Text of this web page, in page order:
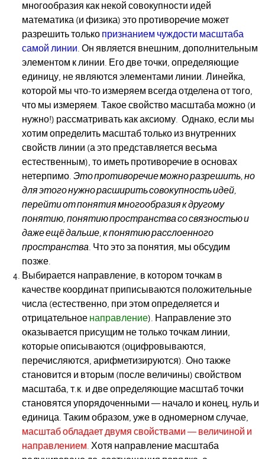
многообразия как некой совокупности идей
математика (и физика) это противоречие может
разрешить только признанием чуждости масштаба
самой линии . Он является внешним, дополнительным
элементом к линии. Его две точки, определяющие
единицу, не являются элементами линии. Линейка,
которой мы что-то измеряем всегда отделена от того,
что мы измеряем. Такое свойство масштаба можно (и
нужно!) рассматривать как аксиому. Однако, если мы
хотим определить масштаб только из внутренних
свойств линии (а это представляется весьма
естественным), то иметь противоречие в основах
нетерпимо. Это противоречие можно разрешить, но
для этого нужно расширить совокупность идей,
перейти от понятия многообразия к другому
понятию, понятию пространства со связностью и
даже ещё дальше, к понятию расслоенного
пространства . Что это за понятия, мы обсудим
позже.
Выбирается направление, в котором точкам в
качестве координат приписываются положительные
числа (естественно, при этом определяется и
отрицательное направление). Направление это
оказывается присущим не только точкам линии,
которые описываются (оцифровываются,
перечисляются, арифметизируются). Оно также
становится и вторым (после величины) свойством
масштаба, т.к. и две определяющие масштаб точки
становятся упорядоченными — начало и конец, нуль и
единица. Таким образом, уже в одномерном случае,
масштаб обладает двумя свойствами — величиной и
направлением. Хотя направление масштаба